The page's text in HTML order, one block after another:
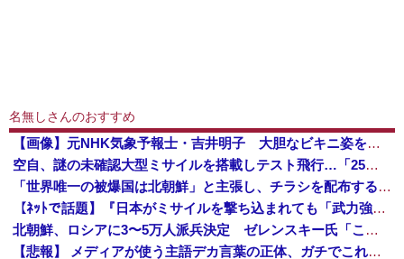
名無しさんのおすすめ
【画像】元NHK気象予報士・吉井明子 大胆なビキニ姿を公開wwww
空自、謎の未確認大型ミサイルを搭載しテスト飛行…「25式地対艦誘導弾」空中発射型が初めて姿を見せた！
「世界唯一の被爆国は北朝鮮」と主張し、チラシを配布する輩が発生
【ﾈｯﾄで話題】『日本がミサイルを撃ち込まれても「武力強化すれば良かった」ではなく「外交不足」なんですよ！』ｗｗｗｗｗｗｗｗｗｗｗｗｗｗｗｗ
北朝鮮、ロシアに3〜5万人派兵決定 ゼレンスキー氏「これはアジア諸国にとって脅威」「 韓国はウクライナとより密接に協力すべき。韓国の支援を受け取...
【悲報】 メディアが使う主語デカ言葉の正体、ガチでこれだったｗｗｗｗ